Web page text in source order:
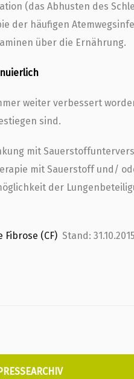
(das Abhusten des
der häufigen
über die Ernährung.
weiter verbessert
sind.
mit
mit Sauerstoff und/
der
Fibrose (CF) Stand: 31.10.2015